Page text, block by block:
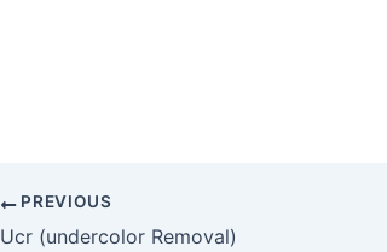
PREVIOUS
Ucr (undercolor Removal)